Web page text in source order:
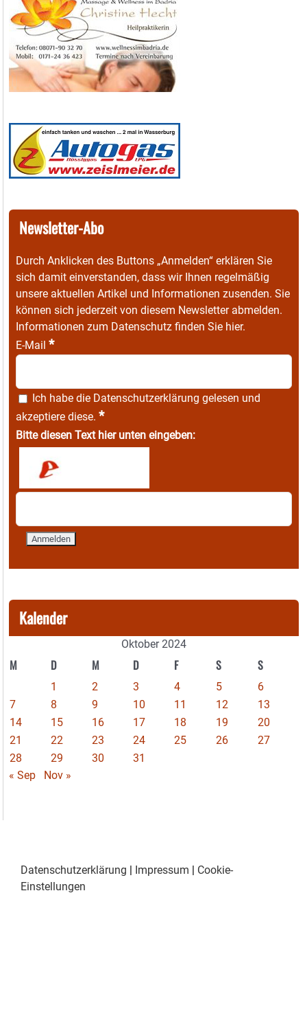
Newsletter-Abo
Durch Anklicken des Buttons „Anmelden“ erklären Sie
sich damit einverstanden, dass wir Ihnen regelmäßig
unsere aktuellen Artikel und Informationen zusenden. Sie
können sich jederzeit von diesem Newsletter abmelden.
Informationen zum Datenschutz finden Sie hier.
E-Mail *
Ich habe die Datenschutzerklärung gelesen und
akzeptiere diese. *
Bitte diesen Text hier unten eingeben:
Kalender
Oktober 2024
M D M D F S S
1 2 3 4 5
6
7
8 9 10 11 12
13
14
15 16 17 18 19
20
21
22 23 24 25 26
27
28
29 30
31
« Sep
Nov »
Datenschutzerklärung Impressum
Cookie-
Einstellungen